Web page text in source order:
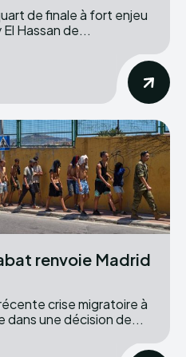
de finale à fort enjeu
Hassan de...
renvoie Madrid
crise migratoire à
dans une décision de...